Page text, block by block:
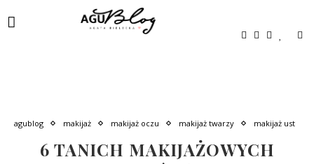
agublog makijaż makijaż oczu makijaż twarzy makijaż ust
6 TANICH MAKIJAŻOWYCH